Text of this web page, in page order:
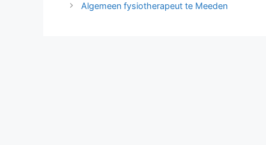
Algemeen fysiotherapeut te Meeden